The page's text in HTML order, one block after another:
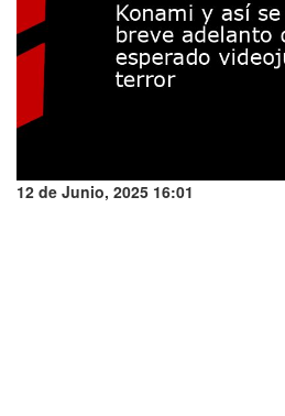
12 de Junio, 2025 16:01